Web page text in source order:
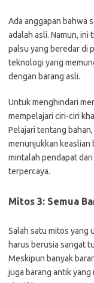
Ada anggapan bahwa
adalah asli. Namun, ini
palsu yang beredar di
teknologi yang
dengan barang asli.
Untuk menghindari
mempelajari ciri-ciri
Pelajari tentang
menunjukkan keaslian
mintalah pendapat
terpercaya.
Mitos 3: Semua
Salah satu mitos yang
harus berusia sangat
Meskipun banyak
juga barang antik